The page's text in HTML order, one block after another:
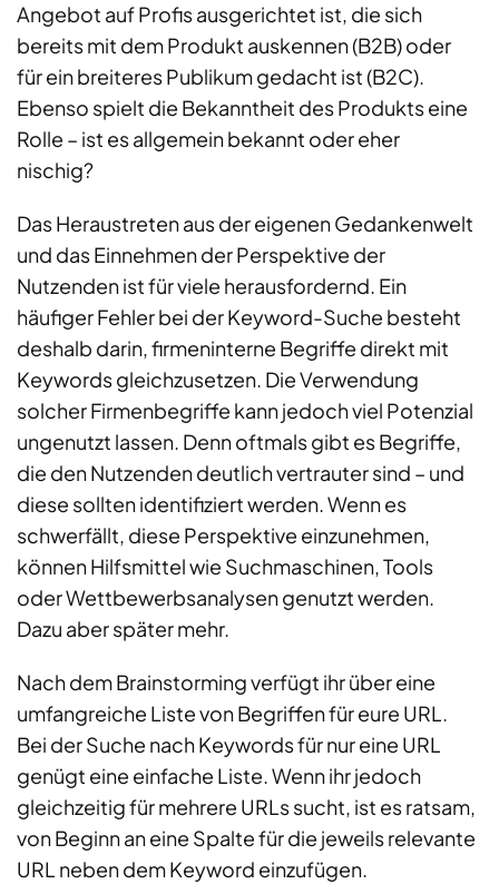
Angebot auf Profis ausgerichtet ist, die sich
bereits mit dem Produkt auskennen (B2B) oder
für ein breiteres Publikum gedacht ist (B2C).
Ebenso spielt die Bekanntheit des Produkts eine
Rolle – ist es allgemein bekannt oder eher
nischig?
Das Heraustreten aus der eigenen Gedankenwelt
und das Einnehmen der Perspektive der
Nutzenden ist für viele herausfordernd. Ein
häufiger Fehler bei der Keyword-Suche besteht
deshalb darin, firmeninterne Begriffe direkt mit
Keywords gleichzusetzen. Die Verwendung
solcher Firmenbegriffe kann jedoch viel Potenzial
ungenutzt lassen. Denn oftmals gibt es Begriffe,
die den Nutzenden deutlich vertrauter sind – und
diese sollten identifiziert werden. Wenn es
schwerfällt, diese Perspektive einzunehmen,
können Hilfsmittel wie Suchmaschinen, Tools
oder Wettbewerbsanalysen genutzt werden.
Dazu aber später mehr.
Nach dem Brainstorming verfügt ihr über eine
umfangreiche Liste von Begriffen für eure URL.
Bei der Suche nach Keywords für nur eine URL
genügt eine einfache Liste. Wenn ihr jedoch
gleichzeitig für mehrere URLs sucht, ist es ratsam,
von Beginn an eine Spalte für die jeweils relevante
URL neben dem Keyword einzufügen.